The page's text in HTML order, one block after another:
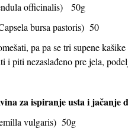
officinalis) 50g
bursa pastoris) 50
pa pa se tri supene
i piti nezaslađeno pre jela,
za ispiranje usta i jačanje
vulgaris) 50g